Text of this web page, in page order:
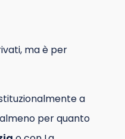
ma è per
a
per quanto